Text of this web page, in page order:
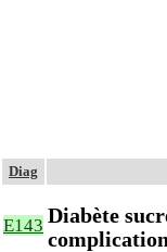
Diag
E143 Diabète